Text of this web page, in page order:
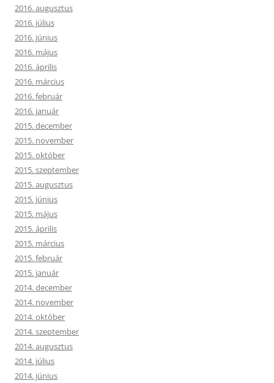
2016. augusztus
2016. július
2016. június
2016. május
2016. április
2016. március
2016. február
2016. január
2015. december
2015. november
2015. október
2015. szeptember
2015. augusztus
2015. június
2015. május
2015. április
2015. március
2015. február
2015. január
2014. december
2014. november
2014. október
2014. szeptember
2014. augusztus
2014. július
2014. június